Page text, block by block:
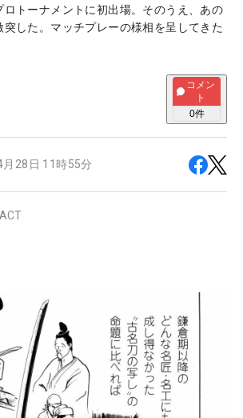
ロトーナメントに初出場。そのうえ、あの
突した。マッチプレーの様相を呈してきた
コメン
ト
0件
28日 11時55分